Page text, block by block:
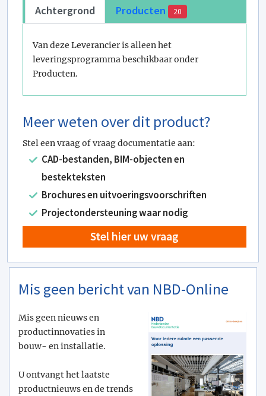
Achtergrond Producten 20
Van deze Leverancier is alleen het
leveringsprogramma beschikbaar onder
Producten.
Meer weten over dit product?
Stel een vraag of vraag documentatie aan:
CAD-bestanden, BIM-objecten en
bestekteksten
Brochures en uitvoeringsvoorschriften
Projectondersteuning waar nodig
Stel hier uw vraag
Mis geen bericht van NBD-Online
Mis geen nieuws en
productinnovaties in
bouw- en installatie.
U ontvangt het laatste
productnieuws en de trends